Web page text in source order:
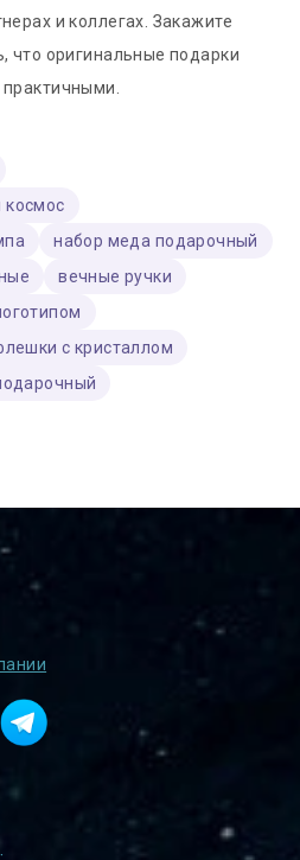
и коллегах. Закажите
что оригинальные подарки
космос
набор меда подарочный
вечные ручки
с кристаллом